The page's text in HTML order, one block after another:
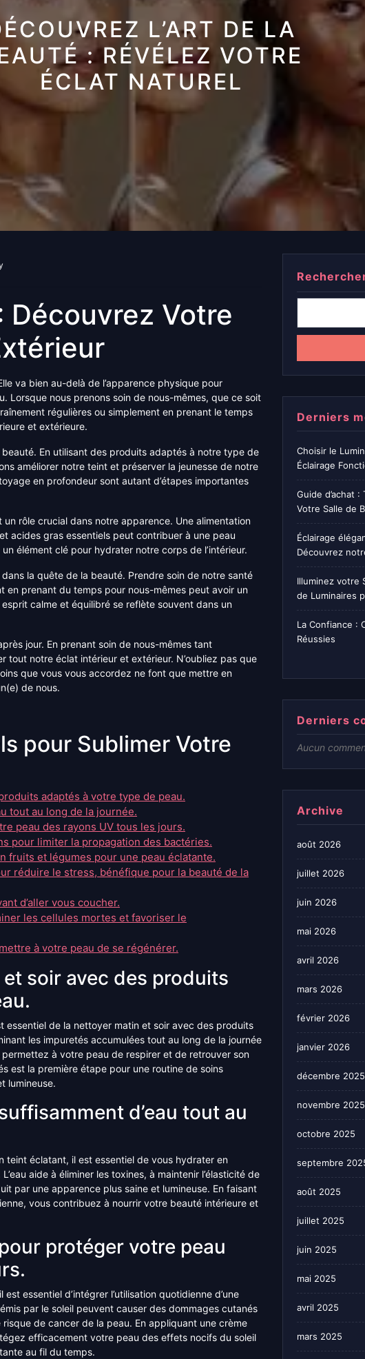
L’ART DE LA
: RÉVÉLEZ VOTRE
ÉCLAT NATUREL
Découvrez Votre
va bien au-delà de l’apparence physique pour
Lorsque nous prenons soin de nous-mêmes, que ce soit
régulières ou simplement en prenant le temps
et extérieure.
En utilisant des produits adaptés à notre type de
améliorer notre teint et préserver la jeunesse de notre
en profondeur sont autant d’étapes importantes
un rôle crucial dans notre apparence. Une alimentation
acides gras essentiels peut contribuer à une peau
élément clé pour hydrater notre corps de l’intérieur.
la quête de la beauté. Prendre soin de notre santé
en prenant du temps pour nous-mêmes peut avoir un
calme et équilibré se reflète souvent dans un
jour. En prenant soin de nous-mêmes tant
tout notre éclat intérieur et extérieur. N’oubliez pas que
que vous vous accordez ne font que mettre en
de nous.
pour Sublimer Votre
adaptés à votre type de peau.
tout au long de la journée.
peau des rayons UV tous les jours.
pour limiter la propagation des bactéries.
fruits et légumes pour une peau éclatante.
réduire le stress, bénéfique pour la beauté de la
d’aller vous coucher.
les cellules mortes et favoriser le
à votre peau de se régénérer.
soir avec des produits
essentiel de la nettoyer matin et soir avec des produits
les impuretés accumulées tout au long de la journée
à votre peau de respirer et de retrouver son
est la première étape pour une routine de soins
lumineuse.
d’eau tout au
teint éclatant, il est essentiel de vous hydrater en
aide à éliminer les toxines, à maintenir l’élasticité de
par une apparence plus saine et lumineuse. En faisant
vous contribuez à nourrir votre beauté intérieure et
protéger votre peau
essentiel d’intégrer l’utilisation quotidienne d’une
par le soleil peuvent causer des dommages cutanés
de cancer de la peau. En appliquant une crème
efficacement votre peau des effets nocifs du soleil
au fil du temps.
Derniers
Choisir le
Éclairage
Guide d’achat
Votre Salle de
Éclairage
Découvrez
Illuminez votre
de Luminaires
La Confiance :
Réussies
Derniers
Aucun
Archive
août 2026
juillet 2026
juin 2026
mai 2026
avril 2026
mars 2026
février 2026
janvier 2026
décembre 2025
novembre 2025
octobre 2025
septembre
août 2025
juillet 2025
juin 2025
mai 2025
avril 2025
mars 2025